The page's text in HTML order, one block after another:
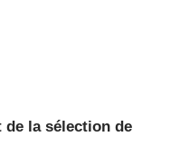
de la sélection de